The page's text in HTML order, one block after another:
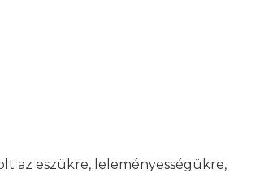
az eszükre, leleményességükre,